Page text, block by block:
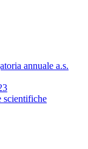
annuale a.s.
scientifiche